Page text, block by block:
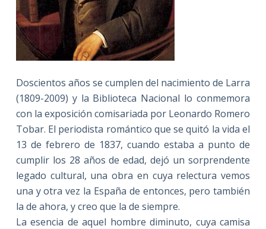
Doscientos años se cumplen del nacimiento de Larra
(1809-2009) y la Biblioteca Nacional lo conmemora
con la exposición comisariada por Leonardo Romero
Tobar. El periodista romántico que se quitó la vida el
13 de febrero de 1837, cuando estaba a punto de
cumplir los 28 años de edad, dejó un sorprendente
legado cultural, una obra en cuya relectura vemos
una y otra vez la España de entonces, pero también
la de ahora, y creo que la de siempre.
La esencia de aquel hombre diminuto, cuya camisa